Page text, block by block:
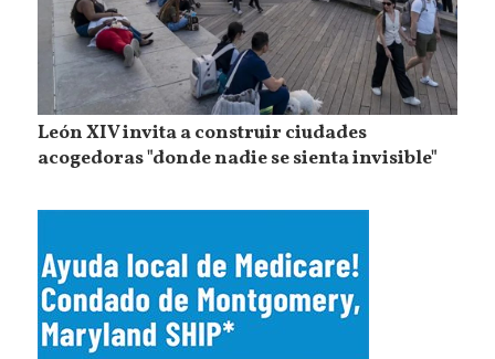
León XIV invita a construir ciudades
acogedoras "donde nadie se sienta invisible"